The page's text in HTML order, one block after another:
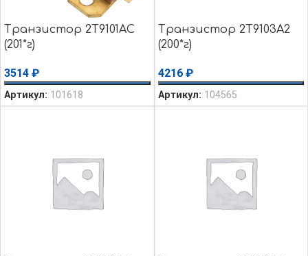
Транзистор 2Т9101АС
(201*г)
3514 ₽
Артикул: 101618
Транзистор 2Т9103А2
(200*г)
4216 ₽
Артикул: 104565